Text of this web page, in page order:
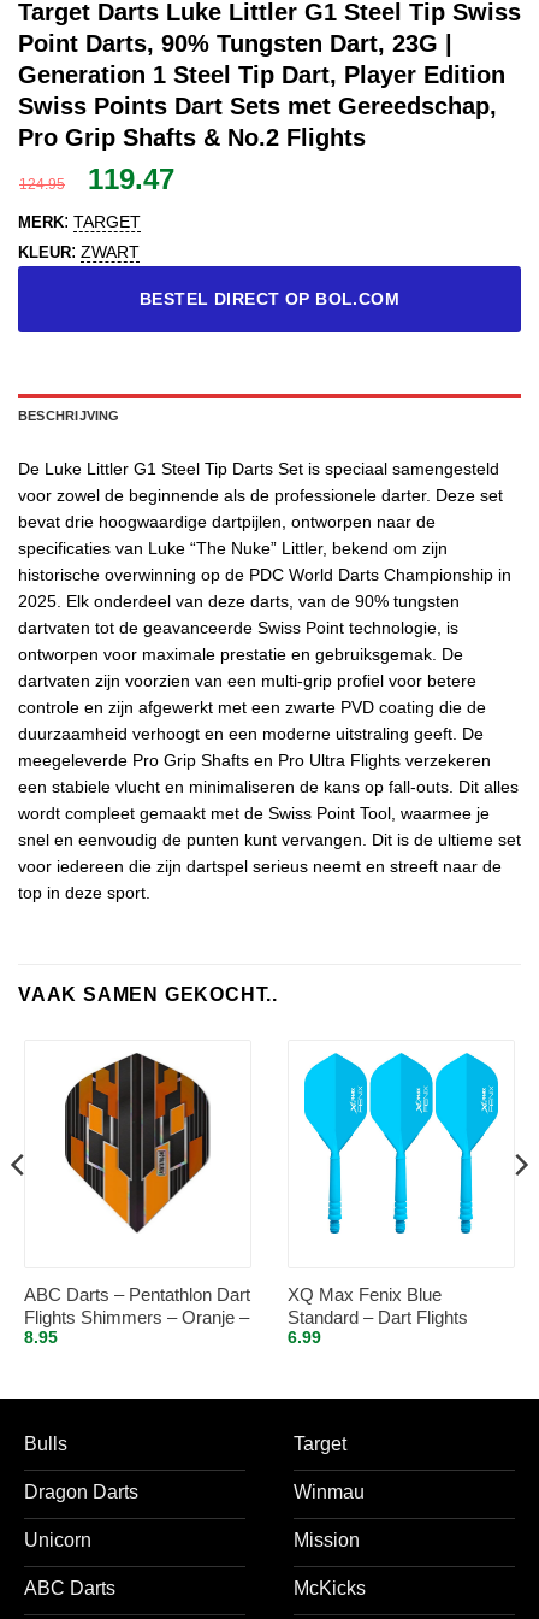
Target Darts Luke Littler G1 Steel Tip Swiss
Point Darts, 90% Tungsten Dart, 23G |
Generation 1 Steel Tip Dart, Player Edition
Swiss Points Dart Sets met Gereedschap,
Pro Grip Shafts & No.2 Flights
124.95
Oorspronkelijke
was:
124.95.
119.47Huidige
119.47.
MERK: TARGET
KLEUR: ZWART
BESTEL DIRECT OP BOL.COM
BESCHRIJVING
De Luke Littler G1 Steel Tip Darts Set is speciaal samengesteld
voor zowel de beginnende als de professionele darter. Deze set
bevat drie hoogwaardige dartpijlen, ontworpen naar de
specificaties van Luke “The Nuke” Littler, bekend om zijn
historische overwinning op de PDC World Darts Championship in
2025. Elk onderdeel van deze darts, van de 90% tungsten
dartvaten tot de geavanceerde Swiss Point technologie, is
ontworpen voor maximale prestatie en gebruiksgemak. De
dartvaten zijn voorzien van een multi-grip profiel voor betere
controle en zijn afgewerkt met een zwarte PVD coating die de
duurzaamheid verhoogt en een moderne uitstraling geeft. De
meegeleverde Pro Grip Shafts en Pro Ultra Flights verzekeren
een stabiele vlucht en minimaliseren de kans op fall-outs. Dit alles
wordt compleet gemaakt met de Swiss Point Tool, waarmee je
snel en eenvoudig de punten kunt vervangen. Dit is de ultieme set
voor iedereen die zijn dartspel serieus neemt en streeft naar de
top in deze sport.
VAAK SAMEN GEKOCHT..
ABC Darts – Pentathlon Dart
Flights Shimmers – Oranje –
5 sets
8.95
XQ Max Fenix Blue
Standard – Dart Flights
Inbetween
6.99
Bulls
Dragon Darts
Unicorn
ABC Darts
Target
Winmau
Mission
McKicks